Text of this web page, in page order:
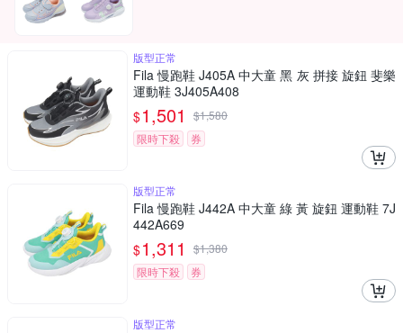
版型正常
Fila 慢跑鞋 J405A 中大童 黑 灰 拼接 旋鈕 斐樂
運動鞋 3J405A408
$1,501 $1,580
限時下殺
券
版型正常
Fila 慢跑鞋 J442A 中大童 綠 黃 旋鈕 運動鞋 7J
442A669
$1,311 $1,380
限時下殺
券
版型正常